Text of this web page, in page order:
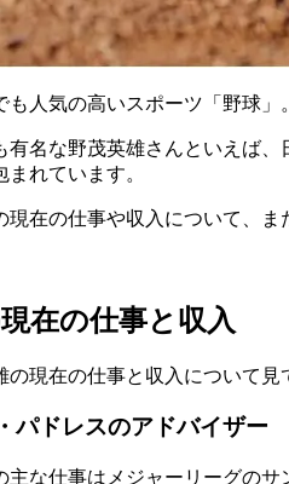
も人気の高いスポーツ「野球」。
有名な野茂英雄さんといえば
れています。
現在の仕事や収入について、ま
在の仕事と収入
の現在の仕事と収入について見
パドレスのアドバイザー
主な仕事はメジャーリーグの